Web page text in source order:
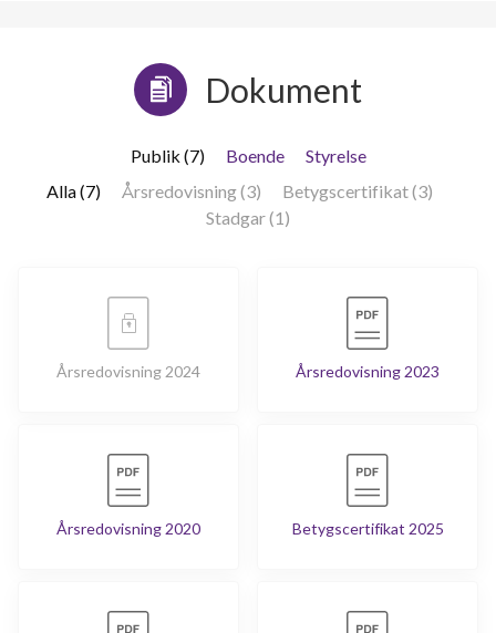
Dokument
Publik (7) Boende
Styrelse
Alla (7)
Årsredovisning (3)
Betygscertifikat (3)
Stadgar (1)
Årsredovisning 2024 Årsredovisning 2023
Årsredovisning 2020 Betygscertifikat 2025